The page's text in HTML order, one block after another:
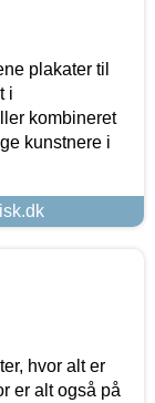
plakater til
i
kombineret
kunstnere i
hvor alt er
er alt også på